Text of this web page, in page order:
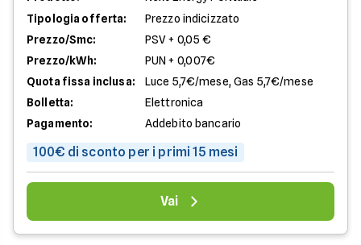
Tipologia offerta:
Prezzo indicizzato
Prezzo/Smc:
PSV + 0,05 €
Prezzo/kWh:
PUN + 0,007€
Quota fissa inclusa:
Luce 5,7€/mese, Gas 5,7€/mese
Bolletta:
Elettronica
Pagamento:
Addebito bancario
100€ di sconto per i primi 15 mesi
Vai